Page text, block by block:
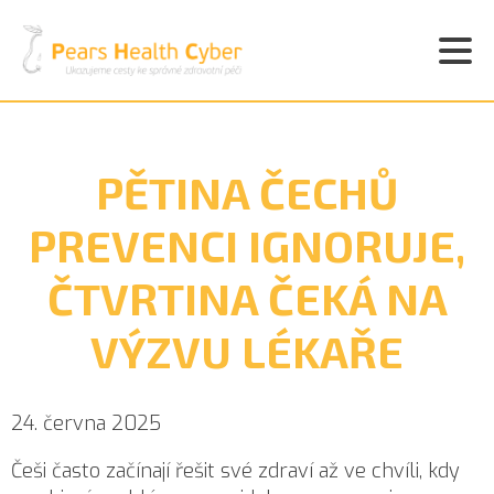
PĚTINA ČECHŮ
PREVENCI IGNORUJE,
ČTVRTINA ČEKÁ NA
VÝZVU LÉKAŘE
24. června 2025
Češi často začínají řešit své zdraví až ve chvíli, kdy